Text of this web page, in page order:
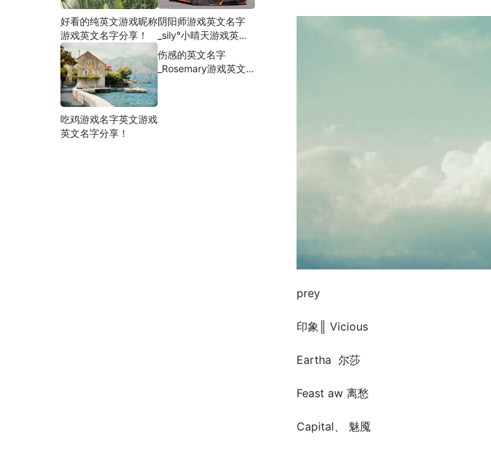
prey
印象║ Vicious
Eartha  尔莎
Feast aw 离愁
Capital、 魅魇
好看的纯英文游戏昵称
游戏英文名字分享！
阴阳师游戏英文名字
_sily°小晴天游戏英文
名字分享！
吃鸡游戏名字英文游戏
英文名字分享！
伤感的英文名字
_Rosemary游戏英文